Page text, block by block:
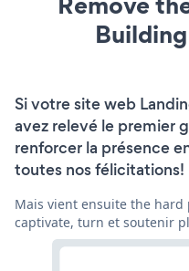
Si votre site web
avez relevé le premier
renforcer la présence
toutes nos félicitations!
Mais vient ensuite the
captivate, turn et soutenir